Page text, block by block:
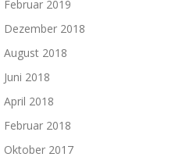
Februar 2019
Dezember 2018
August 2018
Juni 2018
April 2018
Februar 2018
Oktober 2017